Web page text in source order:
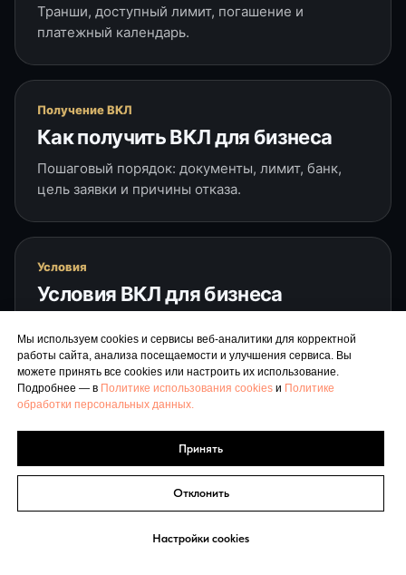
Транши, доступный лимит, погашение и
платежный календарь.
Получение ВКЛ
Как получить ВКЛ для бизнеса
Пошаговый порядок: документы, лимит, банк,
цель заявки и причины отказа.
Условия
Условия ВКЛ для бизнеса
документы и погашение.
Погашение ВКЛ
Как возвращать транши, восстанавливать лимит
и не попасть в кассовый разрыв.
Мы используем cookies и сервисы веб-аналитики для корректной
работы сайта, анализа посещаемости и улучшения сервиса. Вы
можете принять все cookies или настроить их использование.
Подробнее — в Политике использования cookies и Политике
обработки персональных данных.
Принять
Отклонить
Настройки cookies